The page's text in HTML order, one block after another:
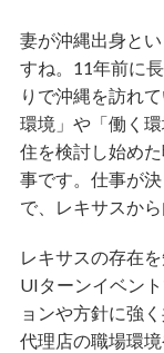
妻が沖縄出身と
すね。11年前に
りで沖縄を訪れ
環境」や「働く
住を検討し始め
事です。仕事が
で、レキサスか
レキサスの存在
UIターンイベン
ョンや方針に強
代理店の職場環